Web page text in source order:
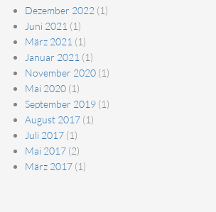
Dezember 2022 (1)
Juni 2021 (1)
März 2021 (1)
Januar 2021 (1)
November 2020 (1)
Mai 2020 (1)
September 2019 (1)
August 2017 (1)
Juli 2017 (1)
Mai 2017 (2)
März 2017 (1)